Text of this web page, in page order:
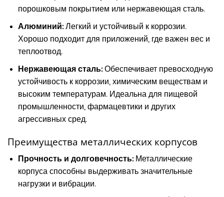
порошковым покрытием или нержавеющая сталь.
Алюминий:Легкий и устойчивый к коррозии.
Хорошо подходит для приложений, где важен вес и
теплоотвод.
Нержавеющая сталь:Обеспечивает превосходную
устойчивость к коррозии, химическим веществам и
высоким температурам. Идеальна для пищевой
промышленности, фармацевтики и других
агрессивных сред.
Преимущества металлических корпусов
Прочность и долговечность:Металлические
корпуса способны выдерживать значительные
нагрузки и вибрации.